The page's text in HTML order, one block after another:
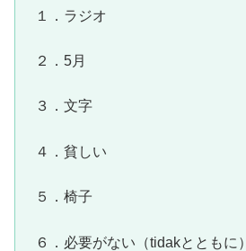
１．ラジオ
２．5月
３．文字
４．貧しい
５．椅子
６．必要がない（tidakとともに）